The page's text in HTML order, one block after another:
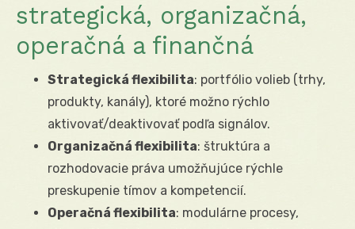
strategická, organizačná,
operačná a finančná
Strategická flexibilita: portfólio volieb (trhy,
produkty, kanály), ktoré možno rýchlo
aktivovať/deaktivovať podľa signálov.
Organizačná flexibilita: štruktúra a
rozhodovacie práva umožňujúce rýchle
preskupenie tímov a kompetencií.
Operačná flexibilita: modulárne procesy,